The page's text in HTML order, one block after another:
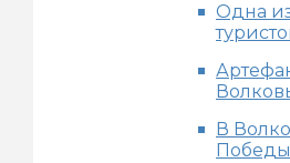
Одна
В
Победы